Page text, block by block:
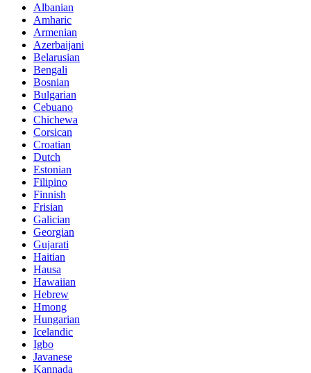
Albanian
Amharic
Armenian
Azerbaijani
Belarusian
Bengali
Bosnian
Bulgarian
Cebuano
Chichewa
Corsican
Croatian
Dutch
Estonian
Filipino
Finnish
Frisian
Galician
Georgian
Gujarati
Haitian
Hausa
Hawaiian
Hebrew
Hmong
Hungarian
Icelandic
Igbo
Javanese
Kannada